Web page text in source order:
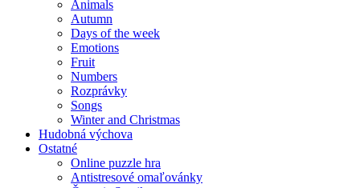
Animals
Autumn
Days of the week
Emotions
Fruit
Numbers
Rozprávky
Songs
Winter and Christmas
Hudobná výchova
Ostatné
Online puzzle hra
Antistresové omaľovánky